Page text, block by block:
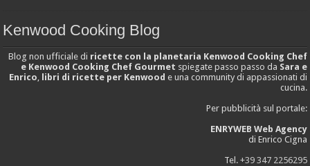
Kenwood Cooking Blog
Blog non ufficiale di ricette con la planetaria Kenwood Cooking Chef
e Kenwood Cooking Chef Gourmet spiegate passo passo da Sara e
Enrico
libri di ricette per Kenwood e una community di appassionati di
cucina.
Per pubblicità sul portale:
ENRYWEB Web Agency
di Enrico Cigna
Tel. +39 347 2256295